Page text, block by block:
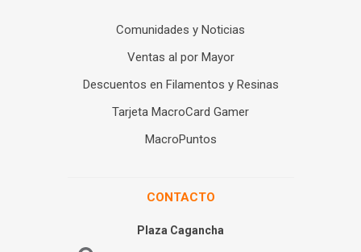
Comunidades y Noticias
Ventas al por Mayor
Descuentos en Filamentos y Resinas
Tarjeta MacroCard Gamer
MacroPuntos
CONTACTO
Plaza Cagancha